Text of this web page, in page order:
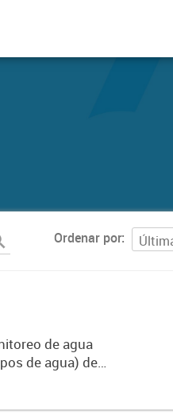
Ordenar por
de agua
de agua) de